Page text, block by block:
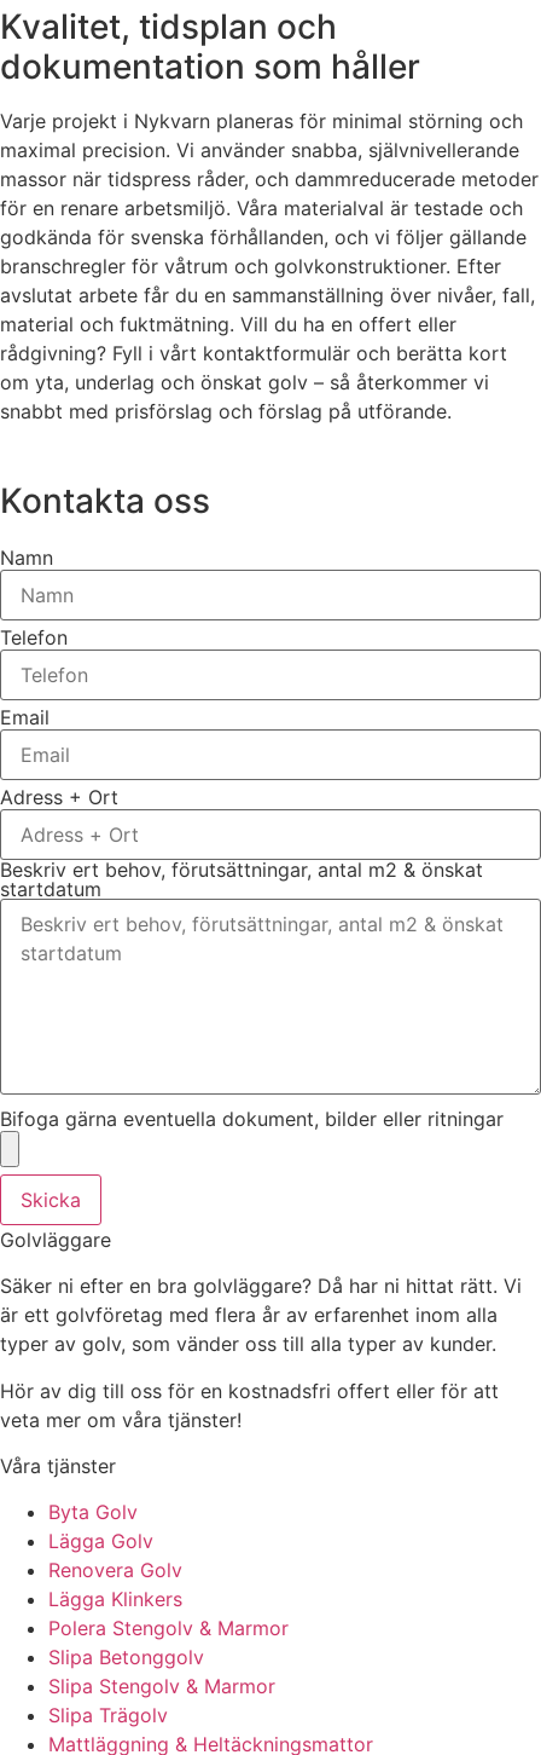
Kvalitet, tidsplan och
dokumentation som håller
Varje projekt i Nykvarn planeras för minimal störning och
maximal precision. Vi använder snabba, självnivellerande
massor när tidspress råder, och dammreducerade metoder
för en renare arbetsmiljö. Våra materialval är testade och
godkända för svenska förhållanden, och vi följer gällande
branschregler för våtrum och golvkonstruktioner. Efter
avslutat arbete får du en sammanställning över nivåer, fall,
material och fuktmätning. Vill du ha en offert eller
rådgivning? Fyll i vårt kontaktformulär och berätta kort
om yta, underlag och önskat golv – så återkommer vi
snabbt med prisförslag och förslag på utförande.
Kontakta oss
Namn
Telefon
Email
Adress + Ort
Beskriv ert behov, förutsättningar, antal m2 & önskat
startdatum
Bifoga gärna eventuella dokument, bilder eller ritningar
Skicka
Golvläggare
Säker ni efter en bra golvläggare? Då har ni hittat rätt. Vi
är ett golvföretag med flera år av erfarenhet inom alla
typer av golv, som vänder oss till alla typer av kunder.
Hör av dig till oss för en kostnadsfri offert eller för att
veta mer om våra tjänster!
Våra tjänster
Byta Golv
Lägga Golv
Renovera Golv
Lägga Klinkers
Polera Stengolv & Marmor
Slipa Betonggolv
Slipa Stengolv & Marmor
Slipa Trägolv
Mattläggning & Heltäckningsmattor